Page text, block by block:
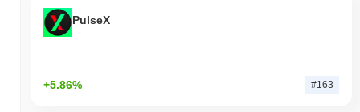
PulseX
+5.86% #163